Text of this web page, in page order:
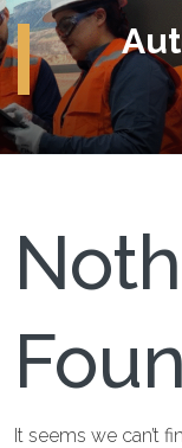
It seems we can’t